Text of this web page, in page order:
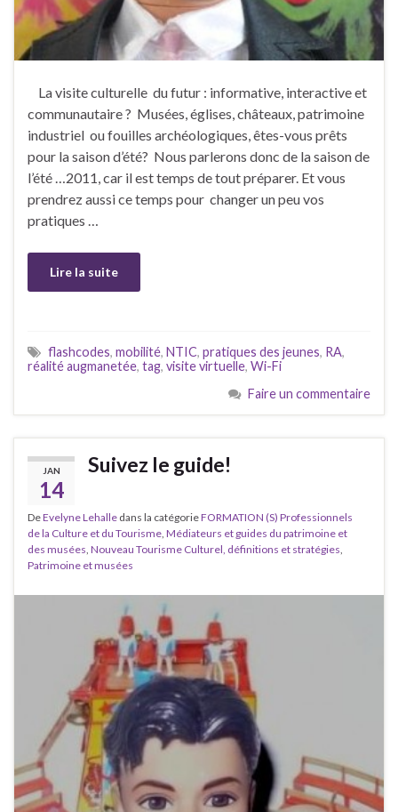
La visite culturelle du futur : informative, interactive et
communautaire ? Musées, églises, châteaux, patrimoine
industriel ou fouilles archéologiques, êtes-vous prêts
pour la saison d’été? Nous parlerons donc de la saison de
l’été …2011, car il est temps de tout préparer. Et vous
prendrez aussi ce temps pour changer un peu vos
pratiques …
Lire la suite
flashcodes, mobilité, NTIC, pratiques des jeunes, RA,
réalité augmanetée, tag, visite virtuelle, Wi-Fi
Faire un commentaire
JAN
14
Suivez le guide!
DeEvelyne Lehalle dans la catégorieFORMATION (S) Professionnels
de la Culture et du Tourisme Médiateurs et guides du patrimoine et
des musées Nouveau Tourisme Culturel, définitions et stratégies
Patrimoine et musées